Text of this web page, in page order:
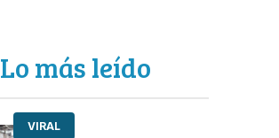
Lo más leído
VIRAL